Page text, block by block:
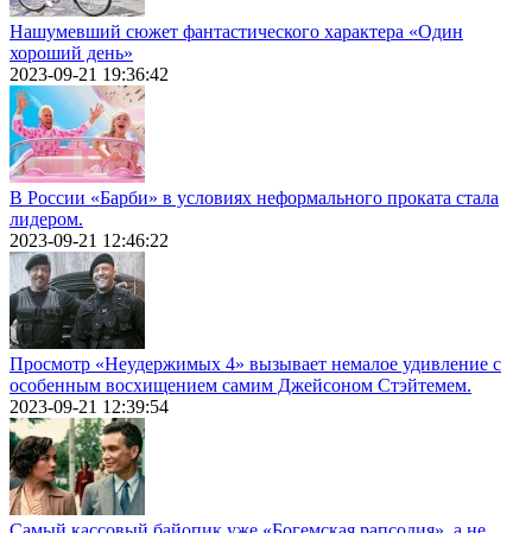
Нашумевший сюжет фантастического характера «Один
хороший день»
2023-09-21 19:36:42
В России «Барби» в условиях неформального проката стала
лидером.
2023-09-21 12:46:22
Просмотр «Неудержимых 4» вызывает немалое удивление с
особенным восхищением самим Джейсоном Стэйтемем.
2023-09-21 12:39:54